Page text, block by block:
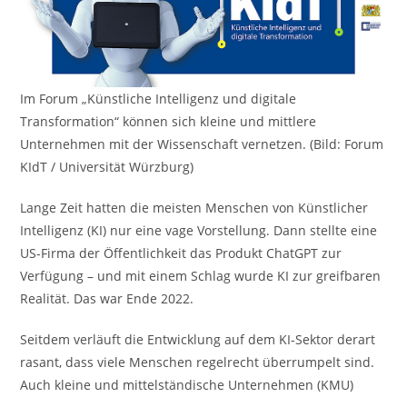
Im Forum „Künstliche Intelligenz und digitale
Transformation“ können sich kleine und mittlere
Unternehmen mit der Wissenschaft vernetzen. (Bild: Forum
KIdT / Universität Würzburg)
Lange Zeit hatten die meisten Menschen von Künstlicher
Intelligenz (KI) nur eine vage Vorstellung. Dann stellte eine
US-Firma der Öffentlichkeit das Produkt ChatGPT zur
Verfügung – und mit einem Schlag wurde KI zur greifbaren
Realität. Das war Ende 2022.
Seitdem verläuft die Entwicklung auf dem KI-Sektor derart
rasant, dass viele Menschen regelrecht überrumpelt sind.
Auch kleine und mittelständische Unternehmen (KMU)